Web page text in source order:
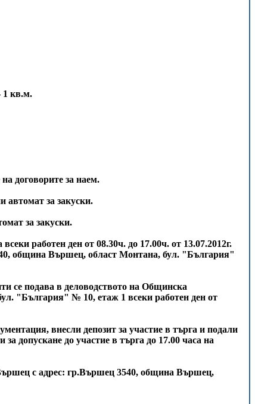
1 кв.м.
договорите за наем.
автомат за закуски.
за закуски.
работен ден от 08.30ч. до 17.00ч. от 13.07.2012г.
община Вършец, област Монтана, бул. "България"
се подава в деловодството на Общинска
"България" № 10, етаж 1 всеки работен ден от
внесли депозит за участие в търга и подали
допускане до участие в търга до 17.00 часа на
с адрес: гр.Вършец 3540, община Вършец,